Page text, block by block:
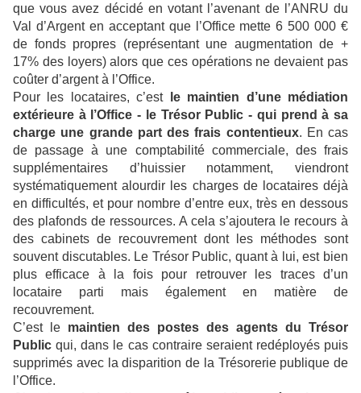
que vous avez décidé en votant l’avenant de l’ANRU du
Val d’Argent en acceptant que l’Office mette 6 500 000 €
de fonds propres (représentant une augmentation de +
17% des loyers) alors que ces opérations ne devaient pas
coûter d’argent à l’Office.
Pour les locataires, c’est
le maintien d’une médiation
extérieure à l’Office - le Trésor Public - qui prend à sa
charge une grande part des frais contentieux. En cas
de passage à une comptabilité commerciale, des frais
supplémentaires d’huissier notamment, viendront
systématiquement alourdir les charges de locataires déjà
en difficultés, et pour nombre d’entre eux, très en dessous
des plafonds de ressources. A cela s’ajoutera le recours à
des cabinets de recouvrement dont les méthodes sont
souvent discutables. Le Trésor Public, quant à lui, est bien
plus efficace à la fois pour retrouver les traces d’un
locataire parti mais également en matière de
recouvrement.
C’est le maintien des postes des agents du Trésor
Public qui, dans le cas contraire seraient redéployés puis
supprimés avec la disparition de la Trésorerie publique de
l’Office.